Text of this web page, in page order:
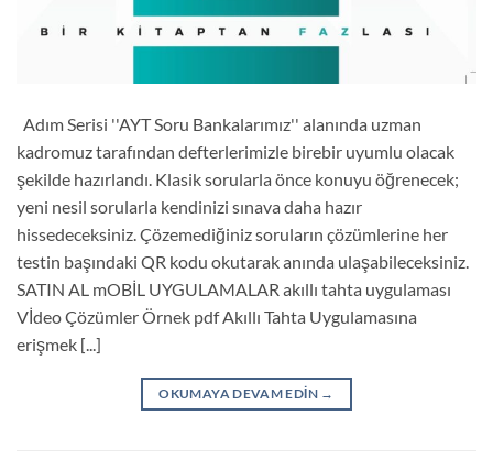
Adım Serisi ''AYT Soru Bankalarımız'' alanında uzman
kadromuz tarafından defterlerimizle birebir uyumlu olacak
şekilde hazırlandı. Klasik sorularla önce konuyu öğrenecek;
yeni nesil sorularla kendinizi sınava daha hazır
hissedeceksiniz. Çözemediğiniz soruların çözümlerine her
testin başındaki QR kodu okutarak anında ulaşabileceksiniz.
SATIN AL mOBİL UYGULAMALAR akıllı tahta uygulaması
Vİdeo Çözümler Örnek pdf Akıllı Tahta Uygulamasına
erişmek [...]
OKUMAYA DEVAM EDIN →